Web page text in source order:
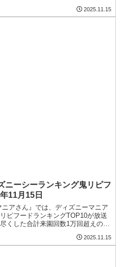
イエットマニア厳選商品を10日間
戦しました。コンビニダイエット
2025.11.15
ニーシーランキング鬼リピフ
11月15日
アさん』では、ディズニーマニア
ピフードランキングTOP10が放送
くした合計来園回数1万回超えのマ
フードトップ10に選ばれたフード
ポイントをまとめてご紹介しま
2025.11.15